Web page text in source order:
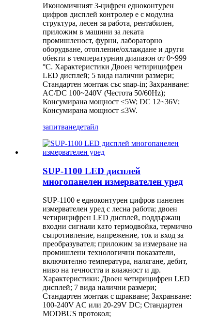
Икономичният 3-цифрен едноконтурен
цифров дисплей контролер е с модулна
структура, лесен за работа, рентабилен,
приложим в машини за леката
промишленост, фурни, лабораторно
оборудване, отопление/охлаждане и други
обекти в температурния диапазон от 0~999
°C. Характеристики Двоен четирицифрен
LED дисплей; 5 вида налични размери;
Стандартен монтаж със snap-in; Захранване:
AC/DC 100~240V (Честота 50/60Hz);
Консумирана мощност ≤5W; DC 12~36V;
Консумирана мощност ≤3W.
запитванедетайл
SUP-1100 LED дисплей
многопанелен измервателен уред
SUP-1100 е едноконтурен цифров панелен
измервателен уред с лесна работа; двоен
четирицифрен LED дисплей, поддържащ
входни сигнали като термодвойка, термично
съпротивление, напрежение, ток и вход за
преобразувател; приложим за измерване на
промишлени технологични показатели,
включително температура, налягане, дебит,
ниво на течността и влажност и др.
Характеристики: Двоен четирицифрен LED
дисплей; 7 вида налични размери;
Стандартен монтаж с щракване; Захранване:
100-240V AC или 20-29V DC; Стандартен
MODBUS протокол;